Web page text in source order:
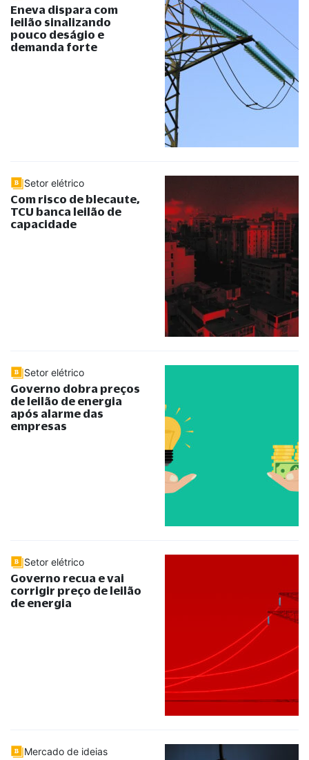
Eneva dispara com
leilão sinalizando
pouco deságio e
demanda forte
Setor elétrico
Com risco de blecaute,
TCU banca leilão de
capacidade
Setor elétrico
Governo dobra preços
de leilão de energia
após alarme das
empresas
Setor elétrico
Governo recua e vai
corrigir preço de leilão
de energia
Mercado de ideias